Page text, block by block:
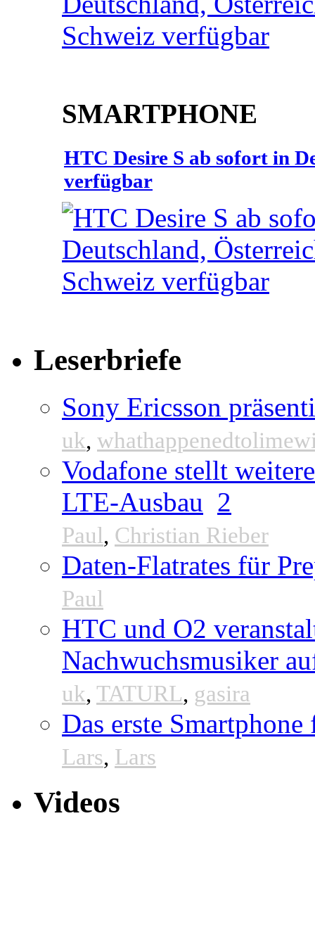
SMARTPHONE
HTC Desire S ab sofort in
verfügbar
Leserbriefe
Sony Ericsson
uk,
Vodafone stellt
LTE-Ausbau 2
Paul, Christian Rieber
Daten-Flatrates für
Paul
HTC und O2
Nachwuchsmusiker
uk, TATURL, gasira
Das erste
Lars, Lars
Videos